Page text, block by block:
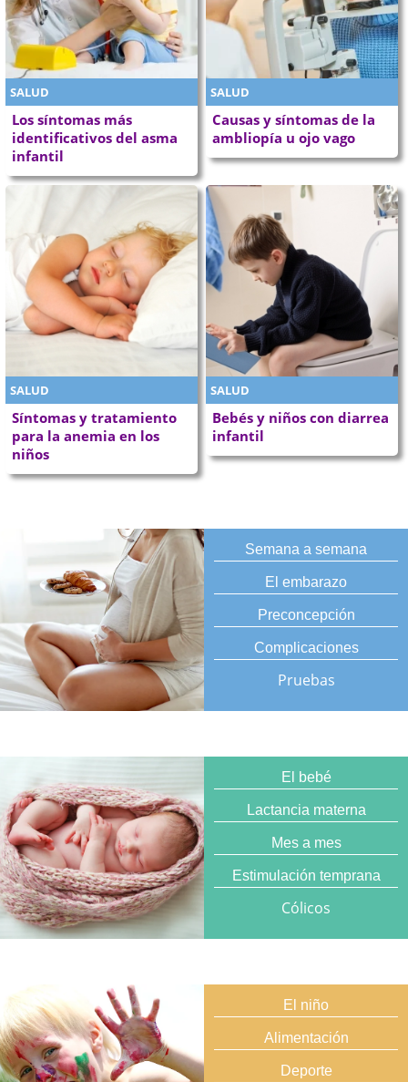
SALUD
Los síntomas más
identificativos del asma
infantil
SALUD
Causas y síntomas de la
ambliopía u ojo vago
SALUD
Síntomas y tratamiento
para la anemia en los
niños
SALUD
Bebés y niños con diarrea
infantil
Semana a semana
El embarazo
Preconcepción
Complicaciones
Pruebas
El bebé
Lactancia materna
Mes a mes
Estimulación temprana
Cólicos
El niño
Alimentación
Deporte